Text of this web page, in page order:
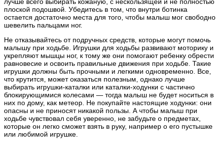
плоской подошвой. Убедитесь в том, что внутри ботинка
остается достаточно места для того, чтобы малыш мог свободно
шевелить пальцами ног.
Не отказывайтесь от подручных средств, которые могут помочь
малышу при ходьбе. Игрушки для ходьбы развивают моторику и
укрепляют мышцы ног, к тому же они помогают ребенку обрести
равновесие и освоить правильные движения при ходьбе. Такие
игрушки должны быть прочными и легкими одновременно. Все,
что крутится, может оказаться полезным, однако лучше
выбирать игрушки-каталки или каталки-ходунки с частично
блокирующимися колесами — тогда малыш не будет носиться в
них по дому, как метеор. Не покупайте настоящие ходунки: они
опасны и не приносят никакой пользы. А чтобы малыш при
ходьбе чувствовал себя уверенно, не забудьте о предметах,
которые он легко сможет взять в руку, например о его пустышке
или любимой игрушке.